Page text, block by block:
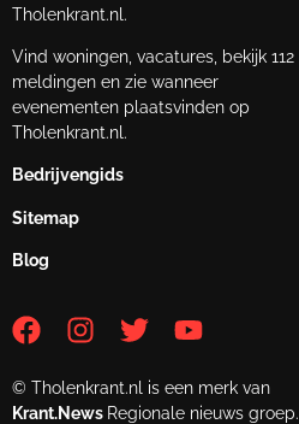
Tholenkrant.nl.
Vind woningen, vacatures, bekijk 112
meldingen en zie wanneer
evenementen plaatsvinden op
Tholenkrant.nl.
Bedrijvengids
Sitemap
Blog
© Tholenkrant.nl is een merk van
Krant.News Regionale nieuws groep.